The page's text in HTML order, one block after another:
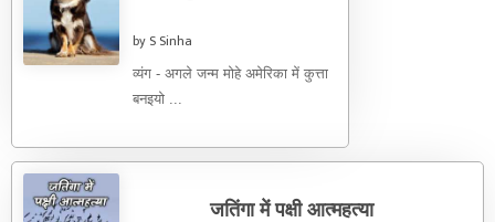
by S Sinha
व्यंग - अगले जन्म मोहे अमेरिका में कुत्ता
बनइयो ...
जतिंगा में पक्षी आत्महत्या